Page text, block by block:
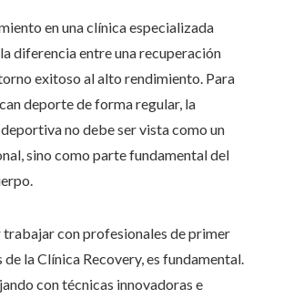
en una clínica especializada
diferencia entre una recuperación
exitoso al alto rendimiento. Para
deporte de forma regular, la
no debe ser vista como un
sino como parte fundamental del
trabajar con profesionales de primer
de la Clínica Recovery, es fundamental.
con técnicas innovadoras e